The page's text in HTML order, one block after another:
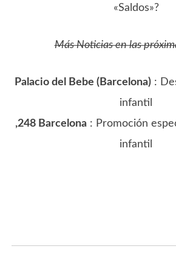
«Saldos»?
Más Noticias en las
Palacio del Bebe (Barcelona):
infantil
,248 Barcelona: Promoción
infantil